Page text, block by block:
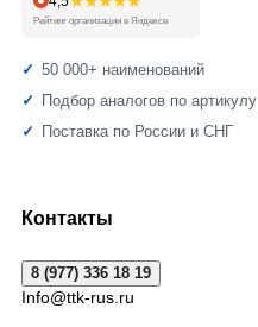
Рейтинг организации в Яндексе
50 000+ наименований
Подбор аналогов по артикулу
Поставка по России и СНГ
Контакты
8 (977) 336 18 19
Info@ttk-rus.ru